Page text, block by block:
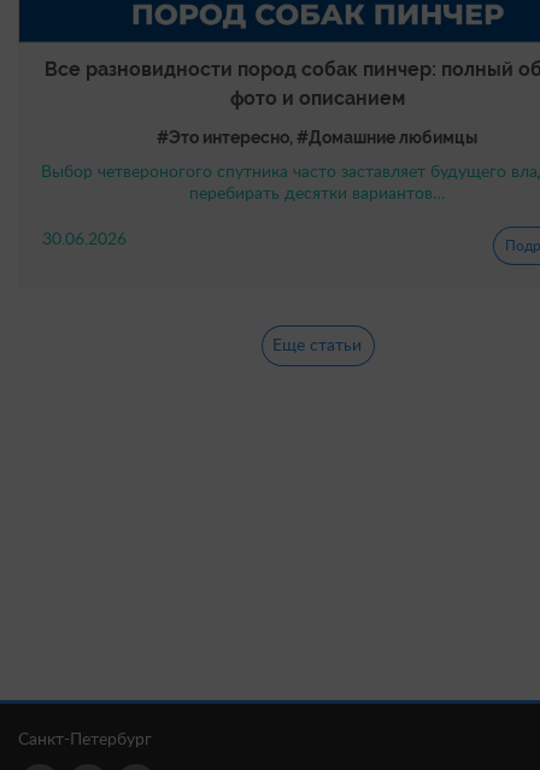
Все разновидности пород собак пинчер: полный
фото и описанием
#Это интересно, #Домашние любимцы
Выбор четвероногого спутника часто заставляет будущего
перебирать десятки вариантов…
30.06.2026
Еще статьи
Санкт-Петербург